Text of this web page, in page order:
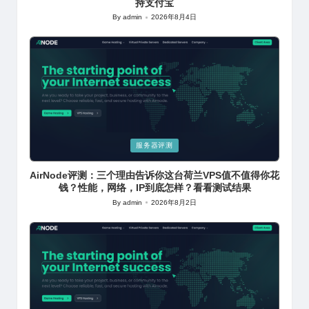
持支付宝
Posted
Byadmin 2026年8月4日
in
服务器评测
AirNode评测：三个理由告诉你这台荷兰VPS值不值得你花
钱？性能，网络，IP到底怎样？看看测试结果
Posted
Byadmin 2026年8月2日